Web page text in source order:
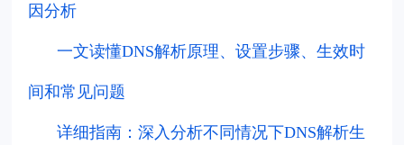
因分析
一文读懂DNS解析原理、设置步骤、生效时
间和常见问题
详细指南：深入分析不同情况下DNS解析生